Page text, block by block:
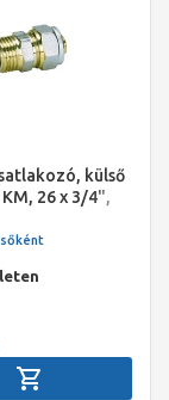
külső
26 x 3/4",